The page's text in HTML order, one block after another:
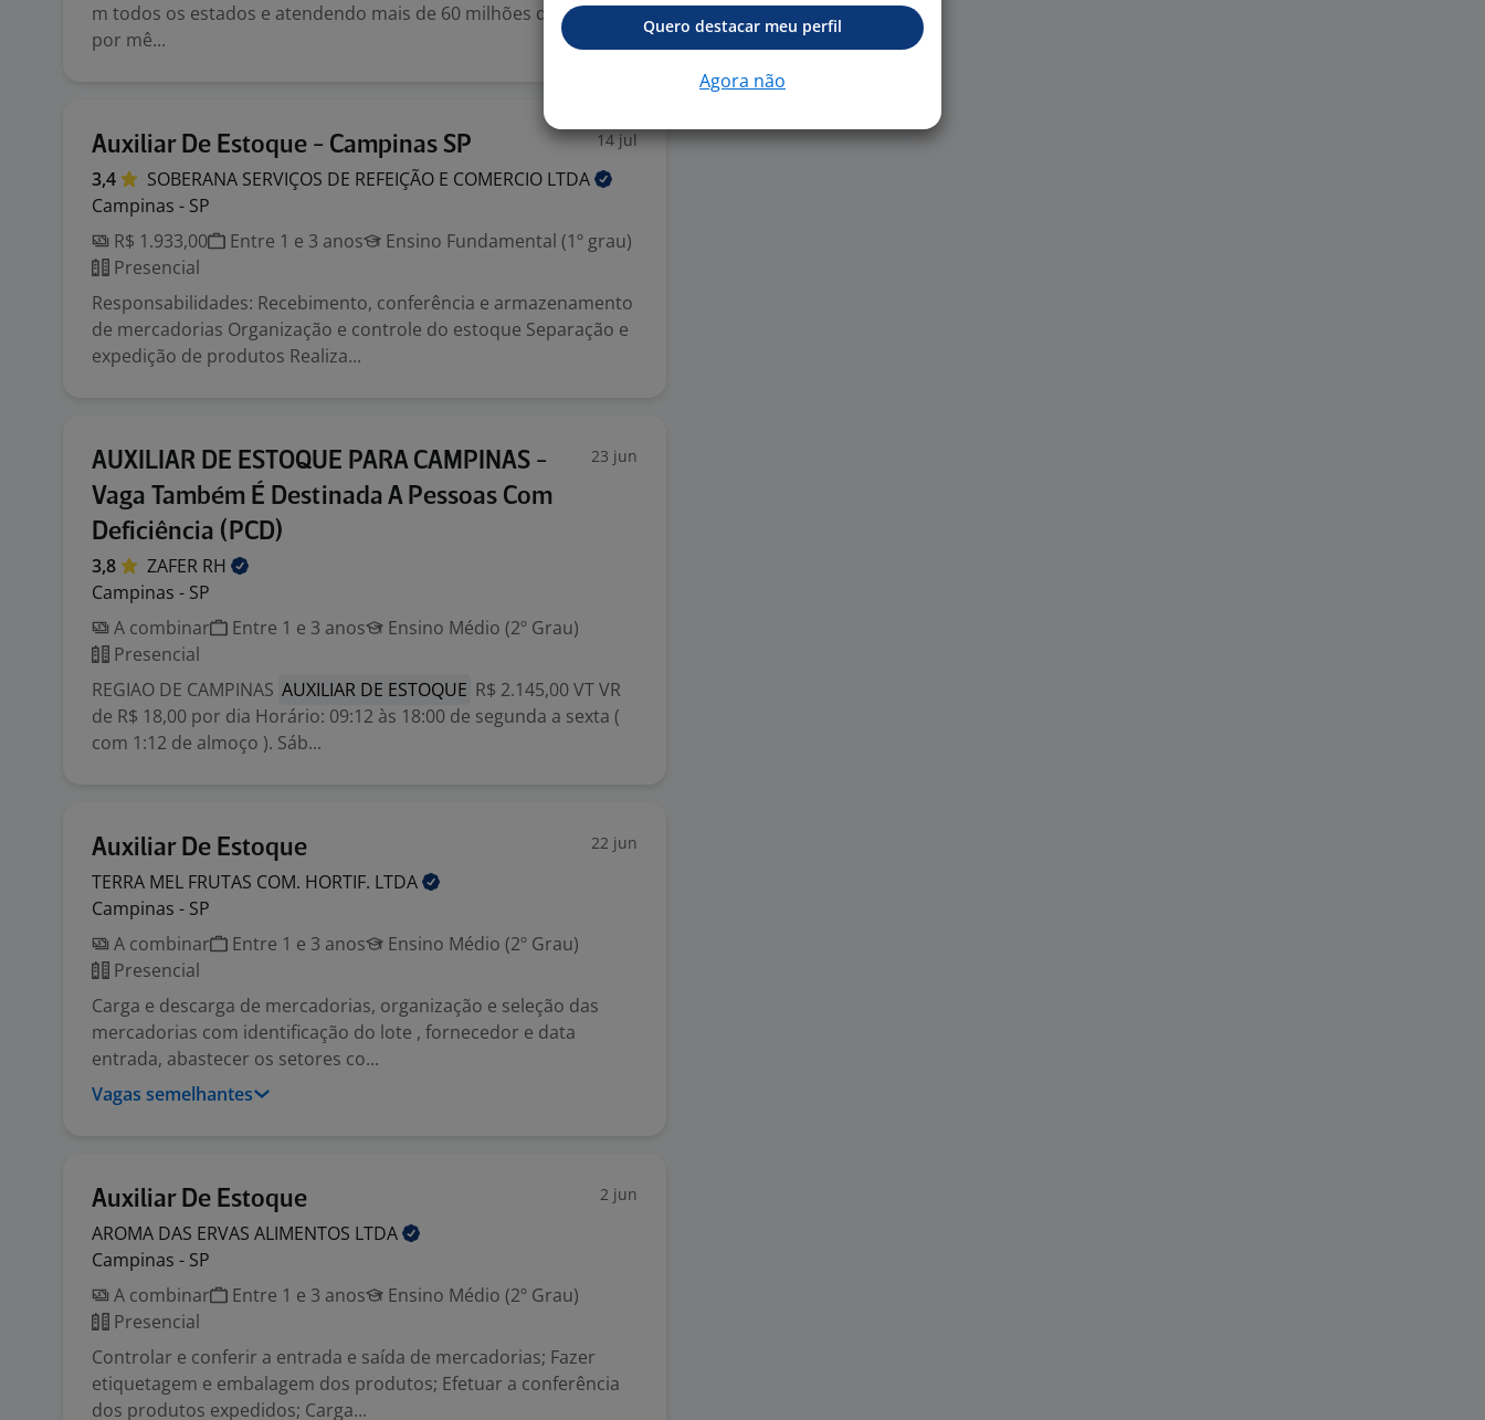
m todos os estados e atendendo mais de 60 milhões de clientes
por mê...
Auxiliar De Estoque - Campinas SP 14 jul
3,4 SOBERANA SERVIÇOS DE REFEIÇÃO E COMERCIO LTDA
Campinas - SP
R$ 1.933,00
Entre 1 e 3 anos
Ensino Fundamental (1º grau)
Presencial
Responsabilidades: Recebimento, conferência e armazenamento
de mercadorias Organização e controle do estoque Separação e
expedição de produtos Realiza...
AUXILIAR DE ESTOQUE PARA CAMPINAS -
Vaga Também É Destinada A Pessoas Com
Deficiência (PCD)
23 jun
3,8 ZAFER RH
Campinas - SP
A combinar
Entre 1 e 3 anos
Ensino Médio (2º Grau)
Presencial
REGIAO DE CAMPINAS AUXILIAR DE ESTOQUE R$ 2.145,00 VT VR
de R$ 18,00 por dia Horário: 09:12 às 18:00 de segunda a sexta (
com 1:12 de almoço ). Sáb...
Auxiliar De Estoque 22 jun
TERRA MEL FRUTAS COM. HORTIF. LTDA
Campinas - SP
A combinar
Entre 1 e 3 anos
Ensino Médio (2º Grau)
Presencial
Carga e descarga de mercadorias, organização e seleção das
mercadorias com identificação do lote , fornecedor e data
entrada, abastecer os setores co...
Vagas semelhantes
Auxiliar De Estoque 2 jun
AROMA DAS ERVAS ALIMENTOS LTDA
Campinas - SP
A combinar
Entre 1 e 3 anos
Ensino Médio (2º Grau)
Presencial
Controlar e conferir a entrada e saída de mercadorias; Fazer
etiquetagem e embalagem dos produtos; Efetuar a conferência
dos produtos expedidos; Carga...
Quero destacar meu perfil
Agora não